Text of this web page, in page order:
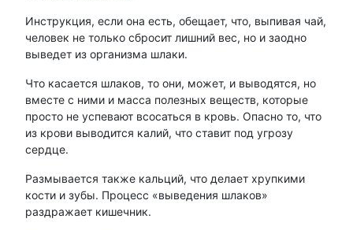
Инструкция, если она есть, обещает, что, выпивая чай,
человек не только сбросит лишний вес, но и заодно
выведет из организма шлаки.
Что касается шлаков, то они, может, и выводятся, но
вместе с ними и масса полезных веществ, которые
просто не успевают всосаться в кровь. Опасно то, что
из крови выводится калий, что ставит под угрозу
сердце.
Размывается также кальций, что делает хрупкими
кости и зубы. Процесс «выведения шлаков»
раздражает кишечник.